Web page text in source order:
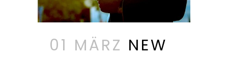
01 MÄRZ NEW